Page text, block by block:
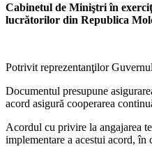
Cabinetul de Miniştri în
lucrătorilor din Republica
Potrivit reprezentanţilor
Documentul presupune
acord asigură cooperarea
Acordul cu privire la angajarea
implementare a acestui acord,